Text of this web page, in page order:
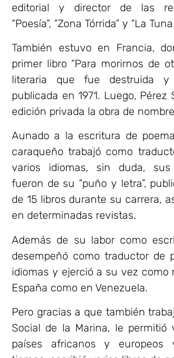
editorial y director de las
“Poesía”, “Zona Tórrida” y “La
También estuvo en Francia,
primer libro “Para morirnos de
literaria que fue destruida y
publicada en 1971. Luego,
edición privada la obra de nombre
Aunado a la escritura de
caraqueño trabajó como
varios idiomas, sin duda, sus
fueron de su “puño y letra”,
de 15 libros durante su carrera,
en determinadas revistas.
Además de su labor como
desempeñó como traductor de
idiomas y ejerció a su vez como
España como en Venezuela.
Pero gracias a que también
Social de la Marina, le permitió
países africanos y europeos